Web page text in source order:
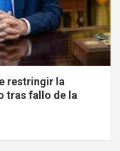
restringir la
tras fallo de la